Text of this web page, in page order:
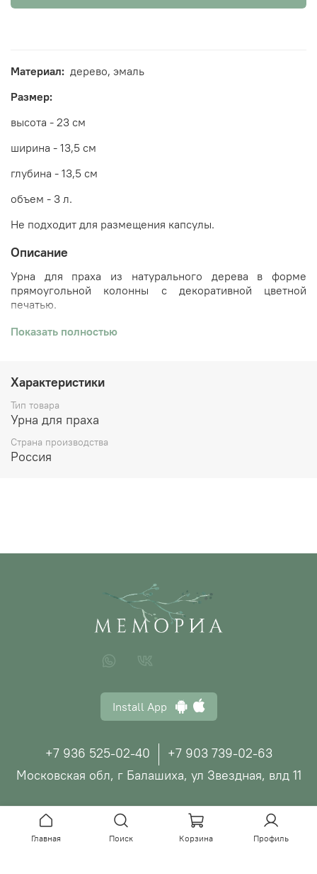
Материал: дерево, эмаль
Размер:
высота - 23 см
ширина - 13,5 см
глубина - 13,5 см
объем - 3 л.
Не подходит для размещения капсулы.
Описание
Урна для праха из натурального дерева в форме
прямоугольной колонны с декоративной цветной
печатью.
Показать полностью
Характеристики
Тип товара
Урна для праха
Страна производства
Россия
Install App
+7 936 525-02-40
+7 903 739-02-63
Московская обл, г Балашиха, ул Звездная, влд 11
© ООО "МЕМОРИА", 2026
Главная Поиск Корзина Профиль